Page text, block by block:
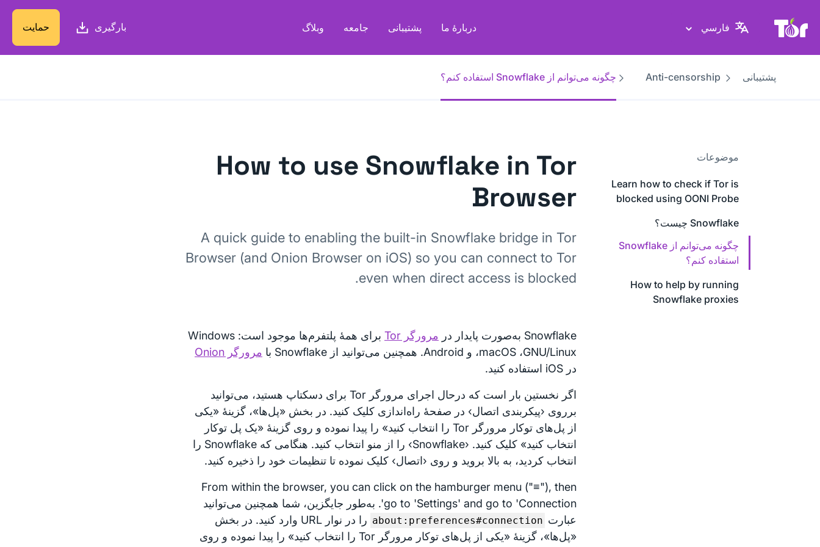
پایگاه وب پروژهٔ تور
فارسي دربارهٔ ما پشتیبانی جامعه وبلاگ بارگیری حمایت
پشتیبانی Anti-censorship چگونه می‌توانم از Snowflake استفاده کنم؟
موضوعات
Learn how to check if Tor is
blocked using OONI Probe
Snowflake چیست؟
چگونه می‌توانم از Snowflake
استفاده کنم؟
How to help by running
Snowflake proxies
How to use Snowflake in Tor
Browser
A quick guide to enabling the built-in Snowflake bridge in Tor
Browser (and Onion Browser on iOS) so you can connect to Tor
even when direct access is blocked.
Snowflake به‌صورت پایدار در مرورگر Tor
برای همهٔ پلتفرم‌ها موجود است: Windows
،macOS ،GNU/Linux و Android. همچنین می‌توانید از Snowflake با
مرورگر Onion
در iOS استفاده کنید.
اگر نخستین بار است که درحال اجرای مرورگر Tor برای دسکتاپ هستید، می‌توانید
بر‌روی ‹پیکربندی اتصال› در صفحهٔ راه‌اندازی کلیک کنید. در بخش «پل‌ها»، گزینهٔ «یکی
از پل‌های توکار مرورگر Tor را انتخاب کنید» را پیدا نموده و روی گزینهٔ «یک پل توکار
انتخاب کنید» کلیک کنید. ‹Snowflake› را از منو انتخاب کنید. هنگامی که Snowflake را
انتخاب کردید، به بالا بروید و روی ‹اتصال› کلیک نموده تا تنظیمات خود را ذخیره کنید.
From within the browser, you can click on the hamburger menu ("≡"), then
go to 'Settings' and go to 'Connection'. به‌طور جایگزین، شما همچنین می‌توانید
عبارت about:preferences#connection
را در نوار URL وارد کنید. در بخش
«پل‌ها»، گزینهٔ «یکی از پل‌های توکار مرورگر Tor را انتخاب کنید» را پیدا نموده و روی